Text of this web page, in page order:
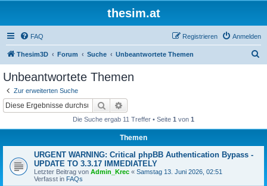
thesim.at
FAQ Anmelden
Registrieren
Thesim3D Forum Suche Unbeantwortete Themen
Unbeantwortete Themen
Zur erweiterten Suche
Suche
Die Suche ergab 11 Treffer • Seite 1 von 1
Themen
URGENT WARNING: Critical phpBB Authentication Bypass -
UPDATE TO 3.3.17 IMMEDIATELY
Letzter Beitrag von Admin_Krec « Samstag 13. Juni 2026, 02:51
Verfasst in FAQs